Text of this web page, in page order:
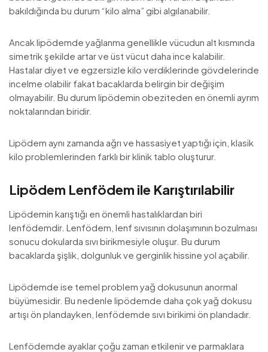
bakıldığında bu durum “kilo alma” gibi algılanabilir.
Ancak lipödemde yağlanma genellikle vücudun alt kısmında
simetrik şekilde artar ve üst vücut daha ince kalabilir.
Hastalar diyet ve egzersizle kilo verdiklerinde gövdelerinde
incelme olabilir fakat bacaklarda belirgin bir değişim
olmayabilir. Bu durum lipödemin obeziteden en önemli ayrım
noktalarından biridir.
Lipödem aynı zamanda ağrı ve hassasiyet yaptığı için, klasik
kilo problemlerinden farklı bir klinik tablo oluşturur.
Lipödem Lenfödem ile Karıştırılabilir
Lipödemin karıştığı en önemli hastalıklardan biri
lenfödemdir. Lenfödem, lenf sıvısının dolaşımının bozulması
sonucu dokularda sıvı birikmesiyle oluşur. Bu durum
bacaklarda şişlik, dolgunluk ve gerginlik hissine yol açabilir.
Lipödemde ise temel problem yağ dokusunun anormal
büyümesidir. Bu nedenle lipödemde daha çok yağ dokusu
artışı ön plandayken, lenfödemde sıvı birikimi ön plandadır.
Lenfödemde ayaklar çoğu zaman etkilenir ve parmaklara